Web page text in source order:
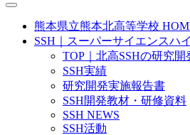
熊本県立熊本北高等学校
SSH｜スーパーサイエンスハ
TOP｜北高SSHの研究開
SSH実績
研究開発実施報告書
SSH開発教材・研修資料
SSH NEWS
SSH活動